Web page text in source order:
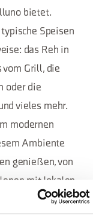
bietet.
Speisen
das Reh in
vom Grill, die
oder die
vieles mehr.
modernen
Ambiente
genießen, von
mit lokalen
sowie mit